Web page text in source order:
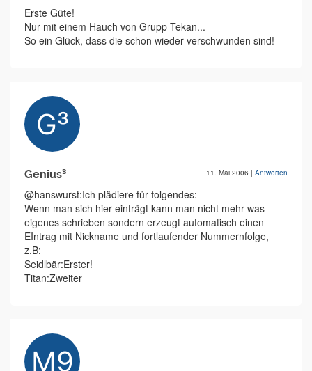
Erste Güte!
Nur mit einem Hauch von Grupp Tekan...
So ein Glück, dass die schon wieder verschwunden sind!
Genius³ 11. Mai 2006 | Antworten
@hanswurst:Ich plädiere für folgendes:
Wenn man sich hier einträgt kann man nicht mehr was
eigenes schrieben sondern erzeugt automatisch einen
EIntrag mit Nickname und fortlaufender Nummernfolge,
z.B:
Seidlbär:Erster!
Titan:Zweiter